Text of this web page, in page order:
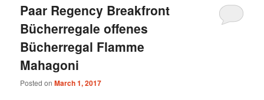
Paar Regency Breakfront
Bücherregale offenes
Bücherregal Flamme
Mahagoni
Posted onMarch 1, 2017